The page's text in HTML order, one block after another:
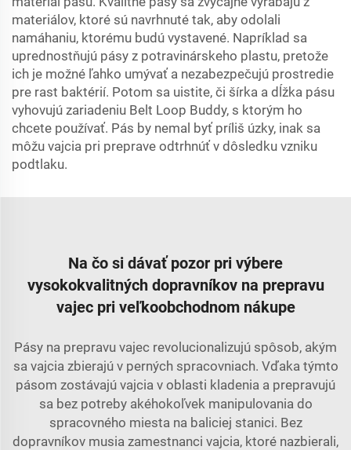
materiálov, ktoré sú navrhnuté tak, aby odolali
namáhaniu, ktorému budú vystavené. Napríklad sa
uprednostňujú pásy z potravinárskeho plastu, pretože
ich je možné ľahko umývať a nezabezpečujú prostredie
pre rast baktérií. Potom sa uistite, či šírka a dĺžka pásu
vyhovujú zariadeniu Belt Loop Buddy, s ktorým ho
chcete používať. Pás by nemal byť príliš úzky, inak sa
môžu vajcia pri preprave odtrhnúť v dôsledku vzniku
podtlaku.
Na čo si dávať pozor pri výbere
vysokokvalitných dopravníkov na prepravu
vajec pri veľkoobchodnom nákupe
Pásy na prepravu vajec revolucionalizujú spôsob, akým
sa vajcia zbierajú v perných spracovniach. Vďaka týmto
pásom zostávajú vajcia v oblasti kladenia a prepravujú
sa bez potreby akéhokoľvek manipulovania do
spracovného miesta na baliciej stanici. Bez
dopravníkov musia zamestnanci vajcia, ktoré nazbierali,